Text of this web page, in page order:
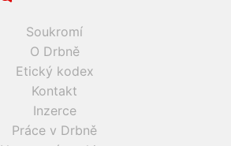
Soukromí
O Drbně
Etický kodex
Kontakt
Inzerce
Práce v Drbně